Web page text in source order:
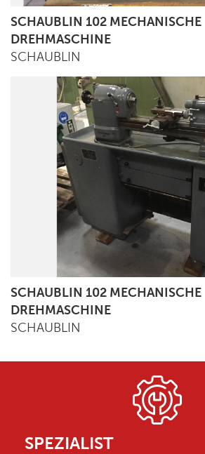
SCHAUBLIN 102 MECHANISCHE
DREHMASCHINE
SCHAUBLIN
SCHAUBLIN 102 MECHANISCHE
DREHMASCHINE
SCHAUBLIN
SPEZIALIST